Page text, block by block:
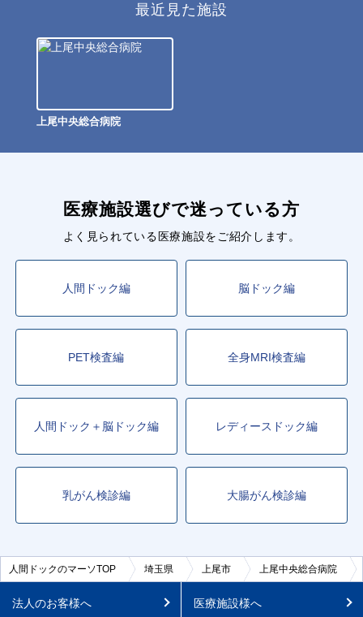
最近見た施設
上尾中央総合病院
医療施設選びで迷っている方
よく見られている医療施設をご紹介します。
人間ドック編 脳ドック編
PET検査編 全身MRI検査編
人間ドック＋脳ドック編 レディースドック編
乳がん検診編 大腸がん検診編
人間ドックのマーソTOP 埼玉県 上尾市 上尾中央総合病院
法人のお客様へ 医療施設様へ